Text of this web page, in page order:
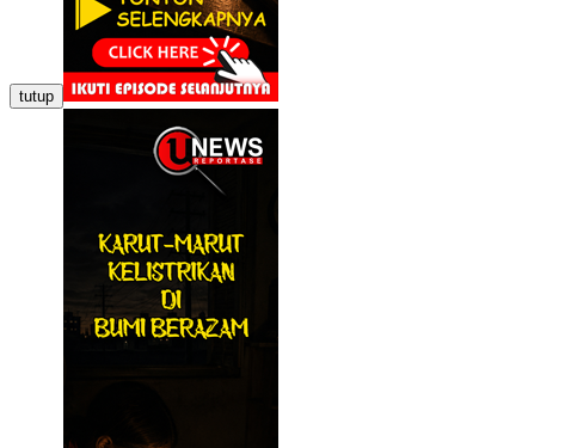
tutup